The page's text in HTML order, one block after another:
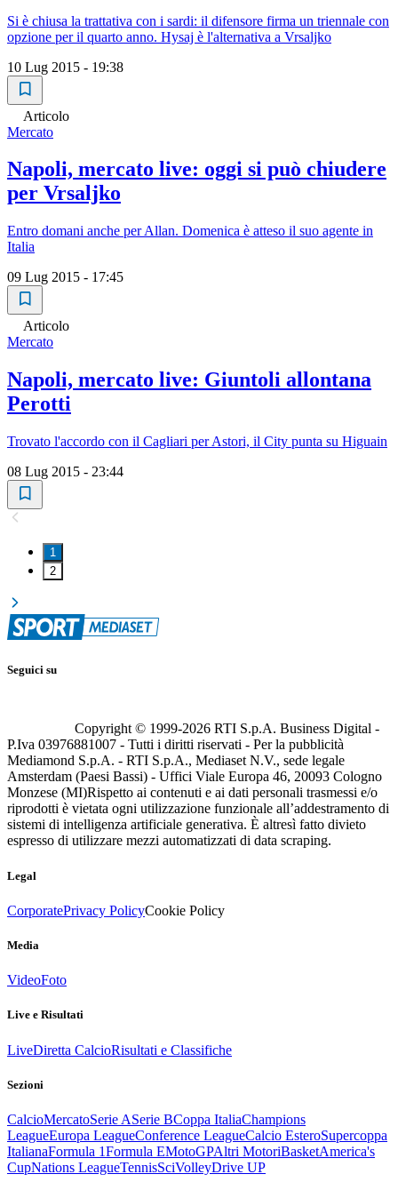
Si è chiusa la trattativa con i sardi: il difensore firma un triennale con
opzione per il quarto anno. Hysaj è l'alternativa a Vrsaljko
10 Lug 2015 - 19:38
Articolo
Mercato
Napoli, mercato live: oggi si può chiudere
per Vrsaljko
Entro domani anche per Allan. Domenica è atteso il suo agente in
Italia
09 Lug 2015 - 17:45
Articolo
Mercato
Napoli, mercato live: Giuntoli allontana
Perotti
Trovato l'accordo con il Cagliari per Astori, il City punta su Higuain
08 Lug 2015 - 23:44
1
2
Seguici su
Copyright © 1999-2026 RTI S.p.A. Business Digital -
P.Iva 03976881007 - Tutti i diritti riservati - Per la pubblicità
Mediamond S.p.A. - RTI S.p.A., Mediaset N.V., sede legale
Amsterdam (Paesi Bassi) - Uffici Viale Europa 46, 20093 Cologno
Monzese (MI)Rispetto ai contenuti e ai dati personali trasmessi e/o
riprodotti è vietata ogni utilizzazione funzionale all’addestramento di
sistemi di intelligenza artificiale generativa. È altresì fatto divieto
espresso di utilizzare mezzi automatizzati di data scraping.
Legal
CorporatePrivacy PolicyCookie Policy
Media
VideoFoto
Live e Risultati
LiveDiretta CalcioRisultati e Classifiche
Sezioni
CalcioMercatoSerie ASerie BCoppa ItaliaChampions
LeagueEuropa LeagueConference LeagueCalcio EsteroSupercoppa
ItalianaFormula 1Formula EMotoGPAltri MotoriBasketAmerica's
CupNations LeagueTennisSciVolleyDrive UP